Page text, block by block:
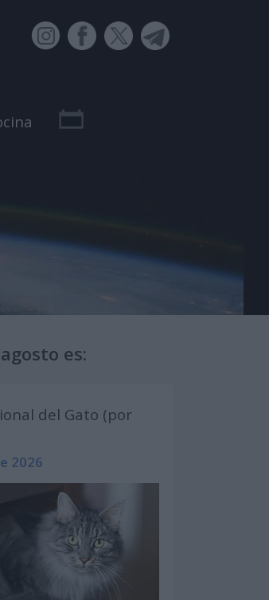
es:
del Gato (por
2026